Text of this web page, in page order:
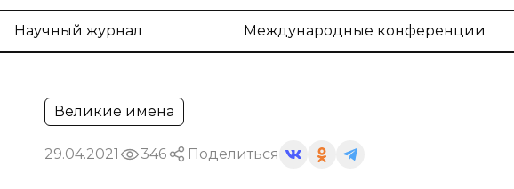
Научный журнал Международные конференции
Великие имена
29.04.2021 346 Поделиться